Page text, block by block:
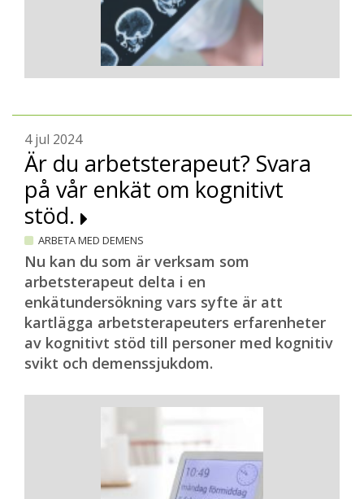
4 jul 2024
Är du arbetsterapeut? Svara
på vår enkät om kognitivt
stöd.
ARBETA MED DEMENS
Nu kan du som är verksam som
arbetsterapeut delta i en
enkätundersökning vars syfte är att
kartlägga arbetsterapeuters erfarenheter
av kognitivt stöd till personer med kognitiv
svikt och demenssjukdom.